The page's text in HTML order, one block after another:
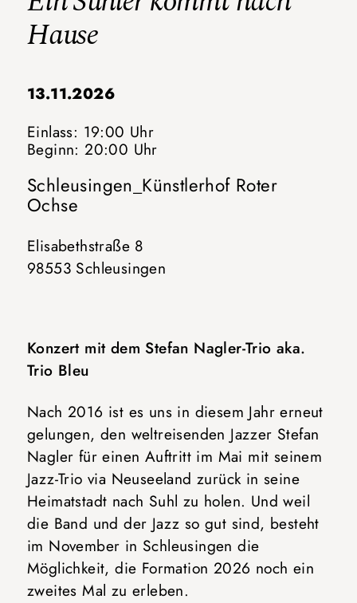
Hause
13.11.2026
Einlass: 19:00 Uhr
Beginn: 20:00 Uhr
Schleusingen_Künstlerhof Roter
Ochse
Elisabethstraße 8
98553 Schleusingen
Konzert mit dem Stefan Nagler-Trio aka.
Trio Bleu
Nach 2016 ist es uns in diesem Jahr erneut
gelungen, den weltreisenden Jazzer Stefan
Nagler für einen Auftritt im Mai mit seinem
Jazz-Trio via Neuseeland zurück in seine
Heimatstadt nach Suhl zu holen. Und weil
die Band und der Jazz so gut sind, besteht
im November in Schleusingen die
Möglichkeit, die Formation 2026 noch ein
zweites Mal zu erleben.